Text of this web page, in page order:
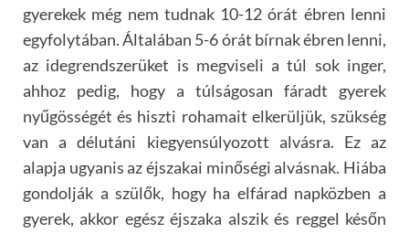
gyerekek még nem tudnak 10-12 órát ébren lenni
egyfolytában. Általában 5-6 órát bírnak ébren lenni,
az idegrendszerüket is megviseli a túl sok inger,
ahhoz pedig, hogy a túlságosan fáradt gyerek
nyűgösségét és hiszti rohamait elkerüljük, szükség
van a délutáni kiegyensúlyozott alvásra. Ez az
alapja ugyanis az éjszakai minőségi alvásnak. Hiába
gondolják a szülők, hogy ha elfárad napközben a
gyerek, akkor egész éjszaka alszik és reggel későn